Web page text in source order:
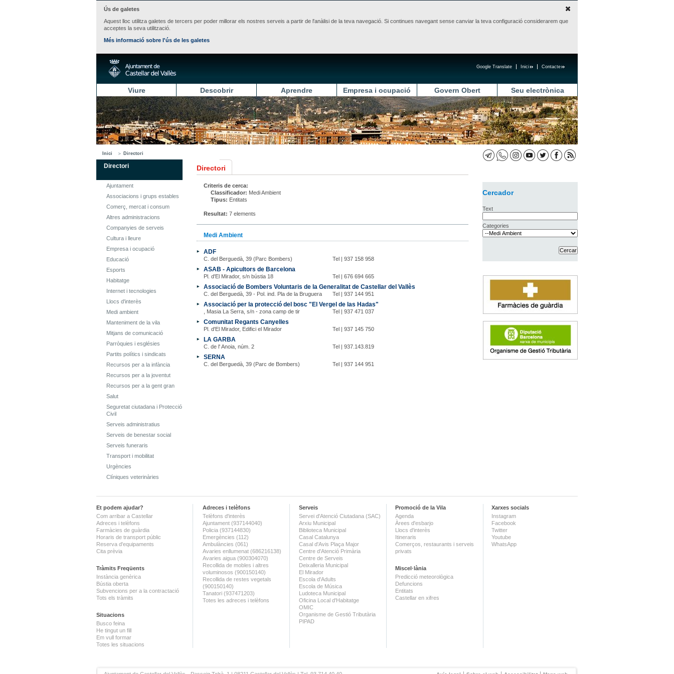
Ús de galetes
Aquest lloc utilitza galetes de tercers per poder millorar els nostres serveis a partir de l'anàlisi de la teva navegació. Si continues navegant sense canviar la teva configuració considerarem que
acceptes la seva utilització.
Més informació sobre l'ús de les galetes
Contacte
Inici
Google Translate
Viure Descobrir Aprendre Empresa i ocupació Govern Obert Seu electrònica
Inici Directori
Directori
Ajuntament
Associacions i grups estables
Comerç, mercat i consum
Altres administracions
Companyies de serveis
Cultura i lleure
Empresa i ocupació
Educació
Esports
Habitatge
Internet i tecnologies
Llocs d'interès
Medi ambient
Manteniment de la vila
Mitjans de comunicació
Parròquies i esglésies
Partits polítics i sindicats
Recursos per a la infància
Recursos per a la joventut
Recursos per a la gent gran
Salut
Seguretat ciutadana i Protecció
Civil
Serveis administratius
Serveis de benestar social
Serveis funeraris
Transport i mobilitat
Urgències
Clíniques veterinàries
Directori
Criteris de cerca:
Classificador: Medi Ambient
Tipus: Entitats
Resultat: 7 elements
Medi Ambient
ADF
C. del Berguedà, 39 (Parc Bombers) Tel | 937 158 958
ASAB - Apicultors de Barcelona
Pl. d'El Mirador, s/n bústia 18 Tel | 676 694 665
Associació de Bombers Voluntaris de la Generalitat de Castellar del Vallès
C. del Berguedà, 39 - Pol. ind. Pla de la Bruguera Tel | 937 144 951
Associació per la protecció del bosc "El Vergel de las Hadas"
, Masia La Serra, s/n - zona camp de tir Tel | 937 471 037
Comunitat Regants Canyelles
Pl. d'El Mirador, Edifici el Mirador Tel | 937 145 750
LA GARBA
C. de l' Anoia, núm. 2 Tel | 937.143.819
SERNA
C. del Berguedà, 39 (Parc de Bombers) Tel | 937 144 951
Cercador
Text
Categories
Et podem ajudar?
Com arribar a Castellar
Adreces i telèfons
Farmàcies de guàrdia
Horaris de transport públic
Reserva d'equipaments
Cita prèvia
Tràmits Freqüents
Instància genèrica
Bústia oberta
Subvencions per a la contractació
Tots els tràmits
Situacions
Busco feina
He tingut un fill
Em vull formar
Totes les situacions
Adreces i telèfons
Telèfons d'interès
Ajuntament (937144040)
Policia (937144830)
Emergències (112)
Ambulàncies (061)
Avaries enllumenat (686216138)
Avaries aigua (900304070)
Recollida de mobles i altres
voluminosos (900150140)
Recollida de restes vegetals
(900150140)
Tanatori (937471203)
Totes les adreces i telèfons
Serveis
Servei d'Atenció Ciutadana (SAC)
Arxiu Municipal
Biblioteca Municipal
Casal Catalunya
Casal d'Avis Plaça Major
Centre d'Atenció Primària
Centre de Serveis
Deixalleria Municipal
El Mirador
Escola d'Adults
Escola de Música
Ludoteca Municipal
Oficina Local d'Habitatge
OMIC
Organisme de Gestió Tributària
PIPAD
Promoció de la Vila
Agenda
Àrees d'esbarjo
Llocs d'interès
Itineraris
Comerços, restaurants i serveis
privats
Miscel·lània
Predicció meteorològica
Defuncions
Entitats
Castellar en xifres
Xarxes socials
Instagram
Facebook
Twitter
Youtube
WhatsApp